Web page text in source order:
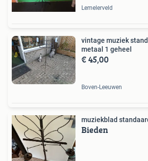
Lemelerveld
vintage muziek
metaal 1 geheel
€ 45,00
Boven-Leeuwen
muziekblad
Bieden